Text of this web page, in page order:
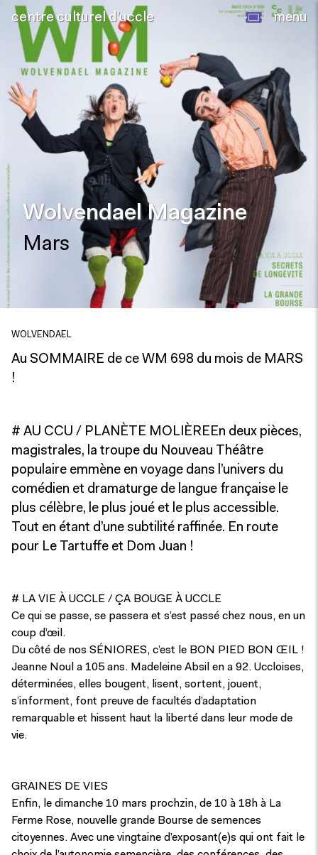
centre culturel d’uccle menu
Wolvendael Magazine
Mars
WOLVENDAEL
Au SOMMAIRE de ce WM 698 du mois de MARS
!
# AU CCU / PLANÈTE MOLIÈREEn deux pièces,
magistrales, la troupe du Nouveau Théâtre
populaire emmène en voyage dans l’univers du
comédien et dramaturge de langue française le
plus célèbre, le plus joué et le plus accessible.
Tout en étant d’une subtilité raffinée. En route
pour Le Tartuffe et Dom Juan !
# LA VIE À UCCLE / ÇA BOUGE À UCCLE
Ce qui se passe, se passera et s’est passé chez nous, en un
coup d’œil.
Du côté de nos SÉNIORES, c’est le BON PIED BON ŒIL !
Jeanne Noul a 105 ans. Madeleine Absil en a 92. Uccloises,
déterminées, elles bougent, lisent, sortent, jouent,
s’informent, font preuve de facultés d’adaptation
remarquable et hissent haut la liberté dans leur mode de
vie.
GRAINES DE VIES
Enfin, le dimanche 10 mars prochzin, de 10 à 18h à La
Ferme Rose, nouvelle grande Bourse de semences
citoyennes. Avec une vingtaine d’exposant(e)s qui ont fait le